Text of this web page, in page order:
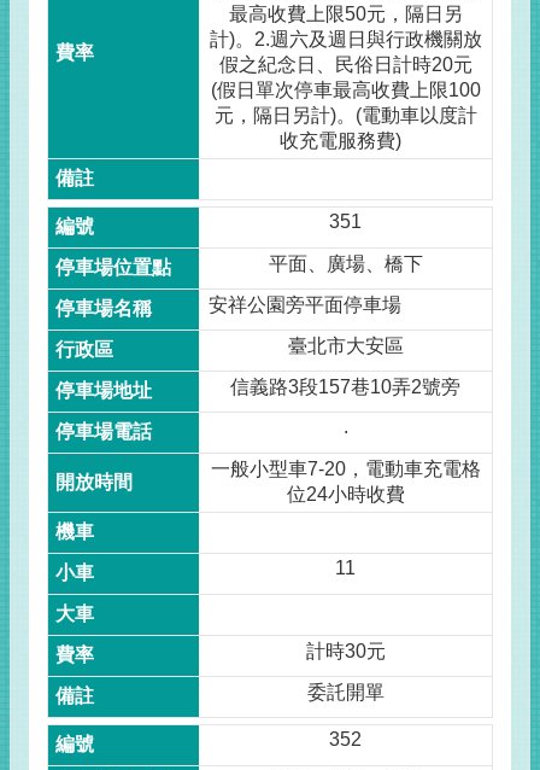
最高收費上限50元，隔日另
計)。2.週六及週日與行政機關放
假之紀念日、民俗日計時20元
(假日單次停車最高收費上限100
元，隔日另計)。(電動車以度計
收充電服務費)
351
平面、廣場、橋下
安祥公園旁平面停車場
臺北市大安區
信義路3段157巷10弄2號旁
.
一般小型車7-20，電動車充電格
位24小時收費
11
計時30元
委託開單
352